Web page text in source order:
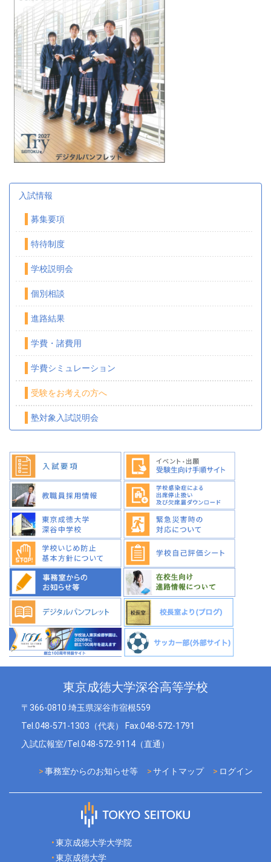
入試情報
募集要項
特待制度
学校説明会
個別相談
進路結果
学費・諸費用
学費シミュレーション
受験をお考えの方へ
塾対象入試説明会
東京成徳大学深谷高等学校
〒366-0810 埼玉県深谷市宿根559
Tel.048-571-1303（代表） Fax.048-572-1791
入試広報室/Tel.048-572-9114（直通）
ログイン
サイトマップ
事務室からのお知らせ等
東京成徳大学大学院
東京成徳大学